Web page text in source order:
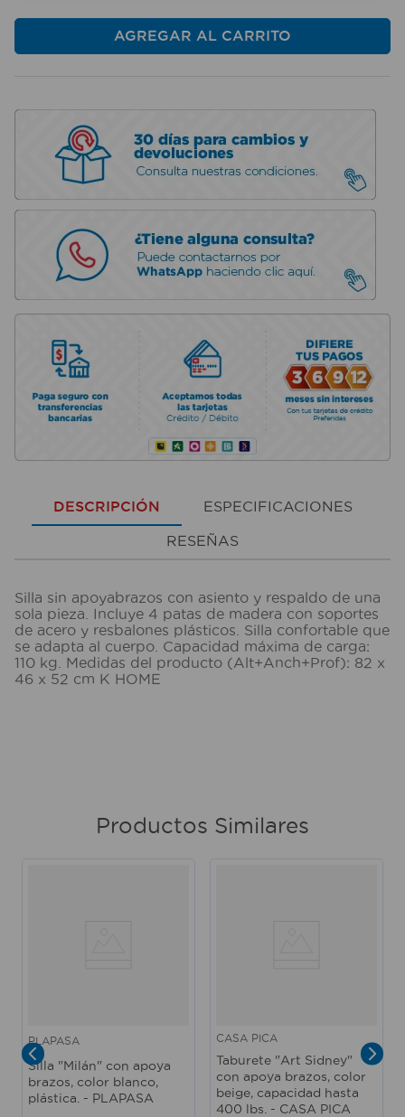
AGREGAR AL CARRITO
DESCRIPCIÓN ESPECIFICACIONES
RESEÑAS
Silla sin apoyabrazos con asiento y respaldo de una
sola pieza. Incluye 4 patas de madera con soportes
de acero y resbalones plásticos. Silla confortable que
se adapta al cuerpo. Capacidad máxima de carga:
110 kg. Medidas del producto (Alt+Anch+Prof): 82 x
46 x 52 cm K HOME
Productos Similares
PLAPASA
Silla "Milán" con apoya
brazos, color blanco,
plástica. - PLAPASA
CASA PICA
Taburete "Art Sidney"
con apoya brazos, color
beige, capacidad hasta
400 lbs. - CASA PICA